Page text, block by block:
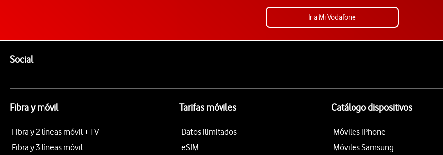
Ir a Mi Vodafone
SocialEnlaces a las redes sociales de Vodafone
Fibra y móvil
Fibra y 2 líneas móvil + TV
Fibra y 3 líneas móvil
Tarifas móviles
Datos ilimitados
eSIM
Catálogo dispositivos
Móviles iPhone
Móviles Samsung